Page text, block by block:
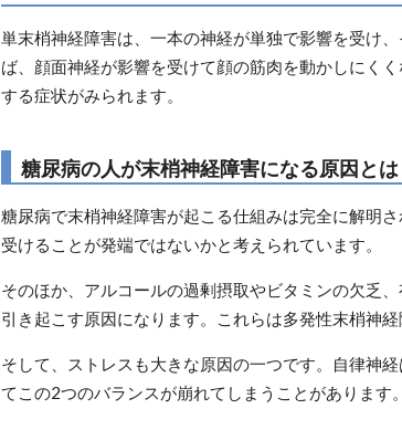
単末梢神経障害は、一本の神経が単独で影響を受け
ば、顔面神経が影響を受けて顔の筋肉を動かしにく
する症状がみられます。
糖尿病の人が末梢神経障害になる原因とは
糖尿病で末梢神経障害が起こる仕組みは完全に解明
受けることが発端ではないかと考えられています。
そのほか、アルコールの過剰摂取やビタミンの欠乏
引き起こす原因になります。これらは多発性末梢神
そして、ストレスも大きな原因の一つです。自律神
てこの2つのバランスが崩れてしまうことがあります。